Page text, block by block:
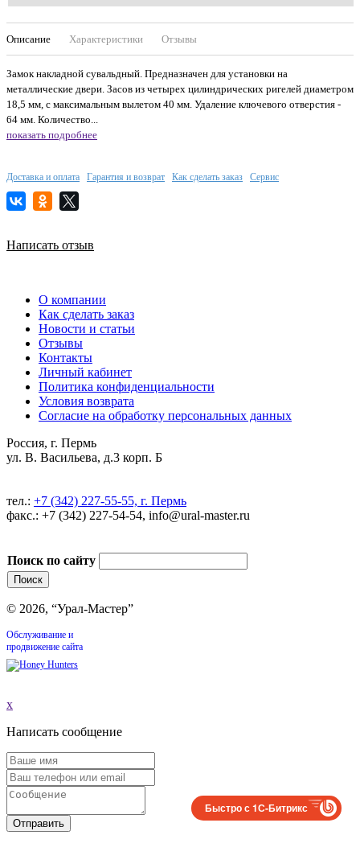
Описание Характеристики Отзывы
Замок накладной сувальдный. Предназначен для установки на
металлические двери. Засов из четырех цилиндрических ригелей диаметром
18,5 мм, с максимальным вылетом 40 мм. Удаление ключевого отверстия -
64 мм. Количество...
показать подробнее
Доставка и оплата Гарантия и возврат Как сделать заказ Сервис
Написать отзыв
О компании
Как сделать заказ
Новости и статьи
Отзывы
Контакты
Личный кабинет
Политика конфиденциальности
Условия возврата
Согласие на обработку персональных данных
Россия, г. Пермь
ул. В. Васильева, д.3 корп. Б
тел.: +7 (342) 227-55-55, г. Пермь
факс.: +7 (342) 227-54-54, info@ural-master.ru
Поиск по сайту
© 2026, “Урал-Мастер”
Обслуживание и
продвижение сайта
x
Написать сообщение
Отправить
Быстро с 1С-Битрикс